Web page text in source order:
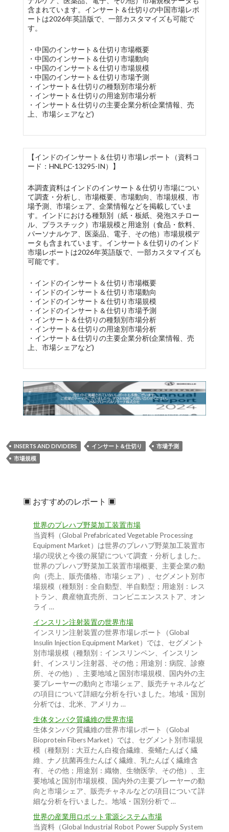
含まれています。インサート＆仕切りの中国市場レポ
ートは2026年英語版で、一部カスタマイズも可能で
す。
・中国のインサート＆仕切り市場概要
・中国のインサート＆仕切り市場動向
・中国のインサート＆仕切り市場規模
・中国のインサート＆仕切り市場予測
・インサート＆仕切りの種類別市場分析
・インサート＆仕切りの用途別市場分析
・インサート＆仕切りの主要企業分析(企業情報、売
上、市場シェアなど)
【インドのインサート＆仕切り市場レポート（資料コ
ード：HNLPC-13295-IN）】
本調査資料はインドのインサート＆仕切り市場につい
て調査・分析し、市場概要、市場動向、市場規模、市
場予測、市場シェア、企業情報などを掲載していま
す。インドにおける種類別（紙・板紙、発泡スチロー
ル、プラスチック）市場規模と用途別（食品・飲料、
パーソナルケア、医薬品、電子、その他）市場規模デ
ータも含まれています。インサート＆仕切りのインド
市場レポートは2026年英語版で、一部カスタマイズも
可能です。
・インドのインサート＆仕切り市場概要
・インドのインサート＆仕切り市場動向
・インドのインサート＆仕切り市場規模
・インドのインサート＆仕切り市場予測
・インサート＆仕切りの種類別市場分析
・インサート＆仕切りの用途別市場分析
・インサート＆仕切りの主要企業分析(企業情報、売
上、市場シェアなど)
INSERTS AND DIVIDERS インサート＆仕切り
市場予測
市場規模
▣ おすすめのレポート ▣
世界のプレハブ野菜加工装置市場
当資料（Global Prefabricated Vegetable Processing
Equipment Market）は世界のプレハブ野菜加工装置市
場の現状と今後の展望について調査・分析しました。
世界のプレハブ野菜加工装置市場概要、主要企業の動
向（売上、販売価格、市場シェア）、セグメント別市
場規模（種類別：全自動型、半自動型；用途別：レス
トラン、農産物直売所、コンビニエンスストア、オン
ライ …
インスリン注射装置の世界市場
インスリン注射装置の世界市場レポート（Global
Insulin Injection Equipment Market）では、セグメント
別市場規模（種類別：インスリンペン、インスリン
針、インスリン注射器、その他；用途別：病院、診療
所、その他）、主要地域と国別市場規模、国内外の主
要プレーヤーの動向と市場シェア、販売チャネルなど
の項目について詳細な分析を行いました。地域・国別
分析では、北米、アメリカ …
生体タンパク質繊維の世界市場
生体タンパク質繊維の世界市場レポート（Global
Bioprotein Fibers Market）では、セグメント別市場規
模（種類別：大豆たん白複合繊維、蚕蛹たんぱく繊
維、ナノ抗菌再生たんぱく繊維、乳たんぱく繊維含
有、その他；用途別：織物、生物医学、その他）、主
要地域と国別市場規模、国内外の主要プレーヤーの動
向と市場シェア、販売チャネルなどの項目について詳
細な分析を行いました。地域・国別分析で …
世界の産業用ロボット電源システム市場
当資料（Global Industrial Robot Power Supply System